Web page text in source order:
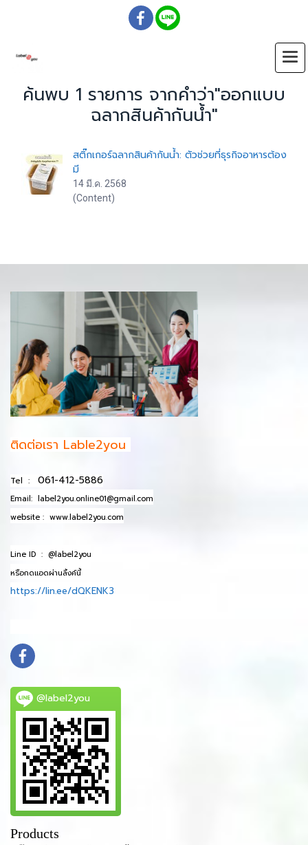
ค้นพบ 1 รายการ จากคำว่า"ออกแบบ
ฉลากสินค้ากันน้ำ"
สติ๊กเกอร์ฉลากสินค้ากันน้ำ: ตัวช่วยที่ธุรกิจอาหารต้อง
มี
14 มี.ค. 2568
(Content)
ติดต่อเรา Lable2you
Tel : 061-412-5886
Email: label2you.online01@gmail.com
website : www.label2you.com
Line ID : @label2you
หรือกดแอดผ่านลิ้งค์นี้
https://lin.ee/dQKENK3
@label2you
Products